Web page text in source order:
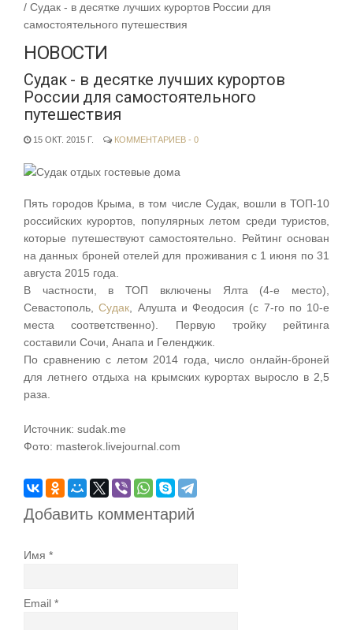
Судак - в десятке лучших курортов России для
самостоятельного путешествия
НОВОСТИ
Судак - в десятке лучших курортов
России для самостоятельного
путешествия
15 ОКТ. 2015 Г. КОММЕНТАРИЕВ - 0
Пять городов Крыма, в том числе Судак, вошли в ТОП-10
российских курортов, популярных летом среди туристов,
которые путешествуют самостоятельно. Рейтинг основан
на данных броней отелей для проживания с 1 июня по 31
августа 2015 года.
В частности, в ТОП включены Ялта (4-е место),
Севастополь,Судак , Алушта и Феодосия (с 7-го по 10-е
места соответственно). Первую тройку рейтинга
составили Сочи, Анапа и Геленджик.
По сравнению с летом 2014 года, число онлайн-броней
для летнего отдыха на крымских курортах выросло в 2,5
раза.
Источник: sudak.me
Фото: masterok.livejournal.com
Добавить комментарий
Имя
Email